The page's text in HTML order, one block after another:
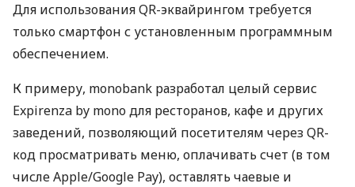
Для использования QR-эквайрингом требуется
только смартфон с установленным программным
обеспечением.
К примеру, monobank разработал целый сервис
Expirenza by mono для ресторанов, кафе и других
заведений, позволяющий посетителям через QR-
код просматривать меню, оплачивать счет (в том
числе Apple/Google Pay), оставлять чаевые и